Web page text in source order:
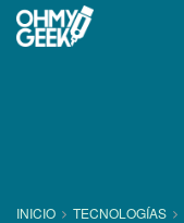
INICIO TECNOLOGÍ­AS